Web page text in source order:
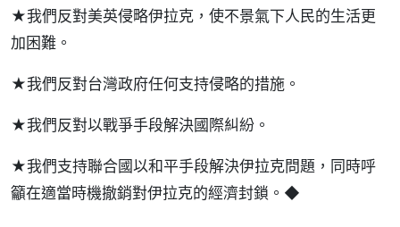
★我們反對美英侵略伊拉克，使不景氣下人民的生活更
加困難。
★我們反對台灣政府任何支持侵略的措施。
★我們反對以戰爭手段解決國際糾紛。
★我們支持聯合國以和平手段解決伊拉克問題，同時呼
籲在適當時機撤銷對伊拉克的經濟封鎖。◆